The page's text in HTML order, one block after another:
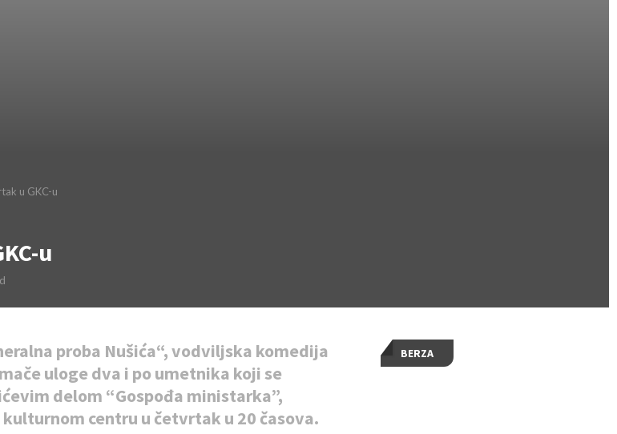
u GKC-u
u
proba Nušića“, vodviljska komedija
uloge dva i po umetnika koji se
delom “Gospođa ministarka”,
kulturnom centru u četvrtak u 20 časova.
BERZA